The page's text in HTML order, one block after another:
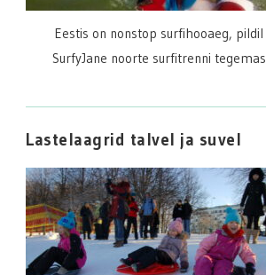
Eestis on nonstop surfihooaeg, pildil
SurfyJane noorte surfitrenni tegemas
Lastelaagrid talvel ja suvel